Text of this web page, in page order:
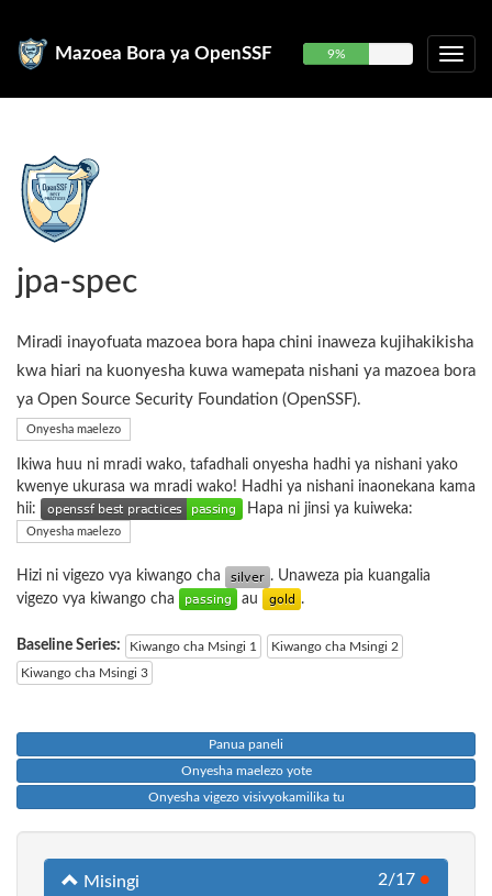
Mazoea Bora ya OpenSSF 9%
jpa-spec
Miradi inayofuata mazoea bora hapa chini inaweza kujihakikisha
kwa hiari na kuonyesha kuwa wamepata nishani ya mazoea bora
ya Open Source Security Foundation (OpenSSF).
Onyesha maelezo
Ikiwa huu ni mradi wako, tafadhali onyesha hadhi ya nishani yako
kwenye ukurasa wa mradi wako! Hadhi ya nishani inaonekana kama
hii:
Hapa ni jinsi ya kuiweka:
Onyesha maelezo
Hizi ni vigezo vya kiwango cha
. Unaweza pia kuangalia
vigezo vya kiwango cha
au .
Baseline Series: Kiwango cha Msingi 1
Kiwango cha Msingi 2
Kiwango cha Msingi 3
Panua paneli
Onyesha maelezo yote
Onyesha vigezo visivyokamilika tu
Misingi 2/17 ●